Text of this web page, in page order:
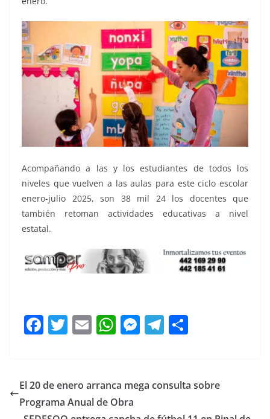
Acompañando a las y los estudiantes de todos los
niveles que vuelven a las aulas para este ciclo escolar
enero-julio 2025, son 38 mil 24 los docentes que
también retoman actividades educativas a nivel
estatal.
F
e
b
T
er
E
l
W
s
A
M
e
T
gr p
El 20 de enero arranca mega consulta sobre
Programa Anual de Obra